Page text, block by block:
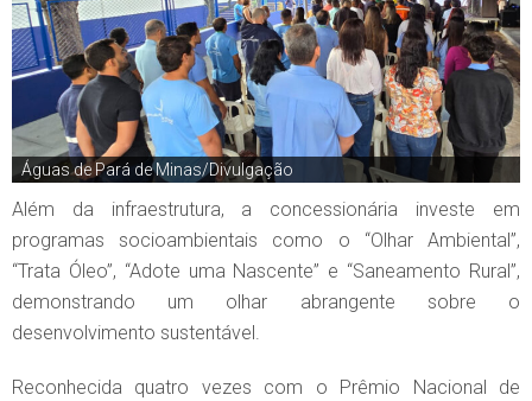
Águas de Pará de Minas/Divulgação
Além da infraestrutura, a concessionária investe em
programas socioambientais como o “Olhar Ambiental”,
“Trata Óleo”, “Adote uma Nascente” e “Saneamento Rural”,
demonstrando um olhar abrangente sobre o
desenvolvimento sustentável.
Reconhecida quatro vezes com o Prêmio Nacional de